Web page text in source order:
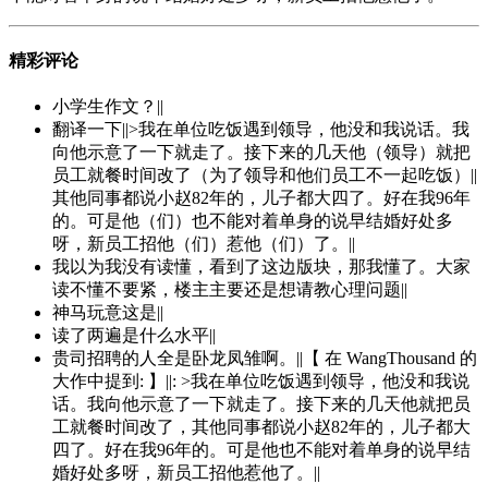
精彩评论
小学生作文？||
翻译一下||>我在单位吃饭遇到领导，他没和我说话。我
向他示意了一下就走了。接下来的几天他（领导）就把
员工就餐时间改了（为了领导和他们员工不一起吃饭）||
其他同事都说小赵82年的，儿子都大四了。好在我96年
的。可是他（们）也不能对着单身的说早结婚好处多
呀，新员工招他（们）惹他（们）了。||
我以为我没有读懂，看到了这边版块，那我懂了。大家
读不懂不要紧，楼主主要还是想请教心理问题||
神马玩意这是||
读了两遍是什么水平||
贵司招聘的人全是卧龙凤雏啊。||【 在 WangThousand 的
大作中提到: 】||: >我在单位吃饭遇到领导，他没和我说
话。我向他示意了一下就走了。接下来的几天他就把员
工就餐时间改了，其他同事都说小赵82年的，儿子都大
四了。好在我96年的。可是他也不能对着单身的说早结
婚好处多呀，新员工招他惹他了。||